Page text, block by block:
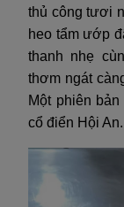
thủ công tươi
heo tẩm ướp
thanh nhẹ
thơm ngát
Một phiên
cổ điển Hội An.